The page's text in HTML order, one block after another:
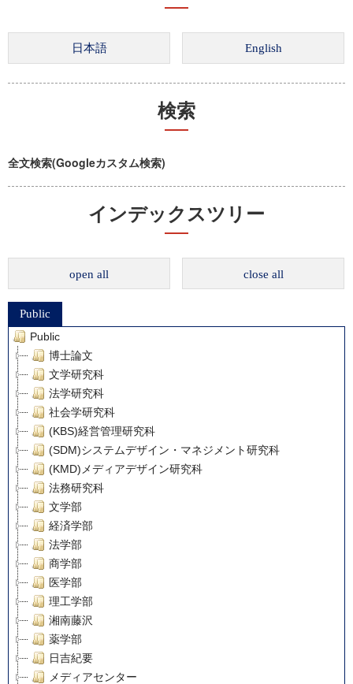
検索
全文検索(Googleカスタム検索)
インデックスツリー
open all close all
Public
Public
博士論文
文学研究科
法学研究科
社会学研究科
(KBS)経営管理研究科
(SDM)システムデザイン・マネジメント研究科
(KMD)メディアデザイン研究科
法務研究科
文学部
経済学部
法学部
商学部
医学部
理工学部
湘南藤沢
薬学部
日吉紀要
メディアセンター